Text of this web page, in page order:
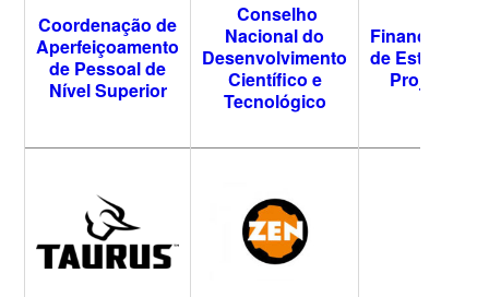
Coordenação de
Aperfeiçoamento
de Pessoal de
Nível Superior
Conselho
Nacional do
Desenvolvimento
Científico e
Tecnológico
Financiadora
de Estudos e
Projetos